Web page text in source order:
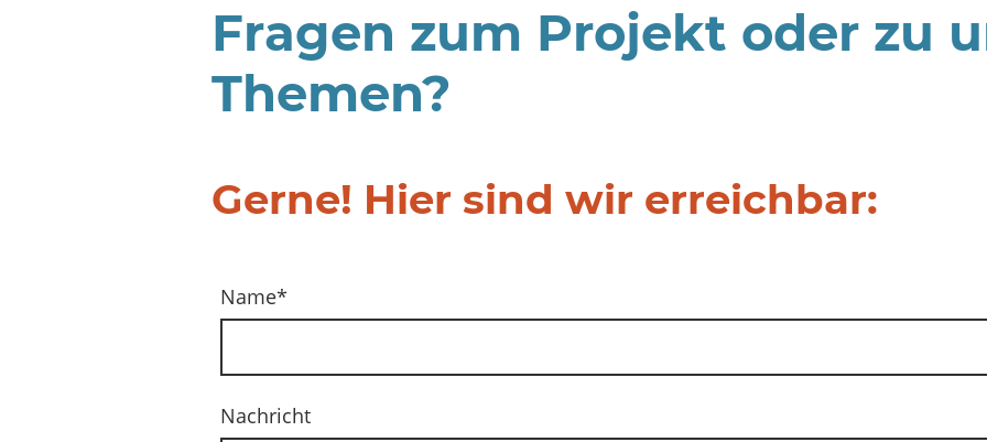
Fragen zum Projekt oder zu
Themen?
Gerne! Hier sind wir erreichbar:
Name*
Nachricht